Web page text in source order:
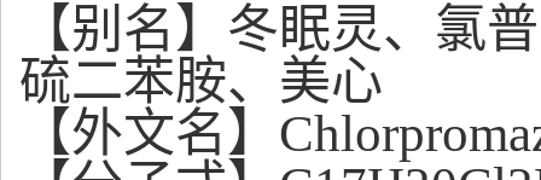
【别名】冬眠灵、氯
硫二苯胺、美心
【外文名】